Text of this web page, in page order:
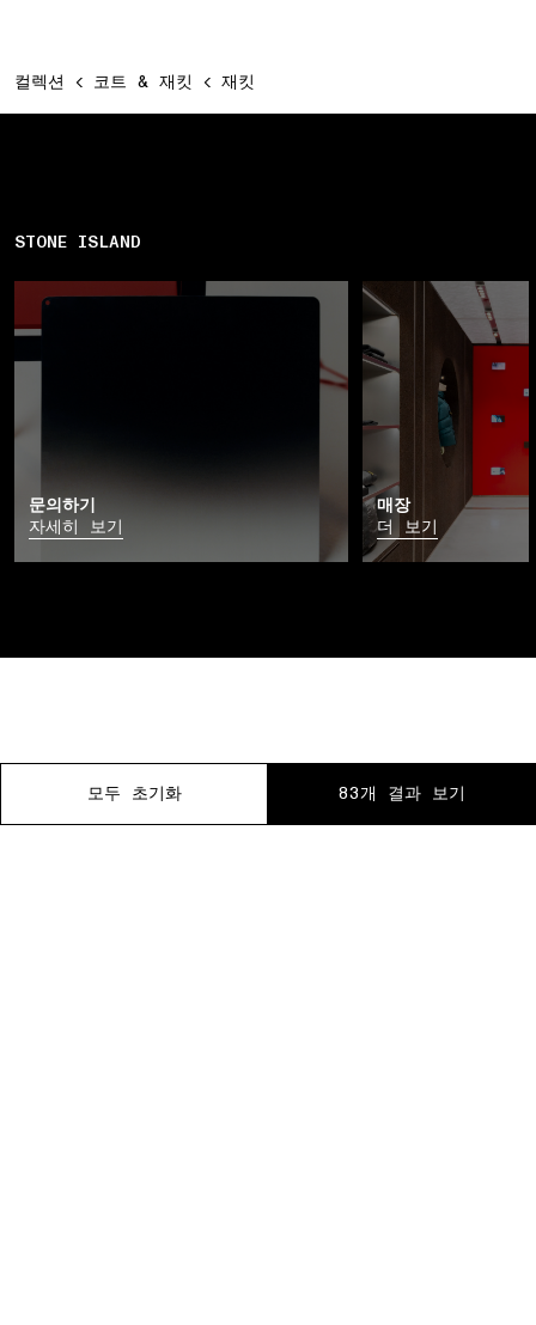
모두 초기화 83개 결과 보기
모두 초기화 83개 결과 보기
모두 초기화 83개 결과 보기
모두 초기화 83개 결과 보기
모두 초기화 83개 결과 보기
모두 초기화 83개 결과 보기
컬렉션 코트 & 재킷 재킷
STONE ISLAND
문의하기
자세히 보기
매장
더 보기